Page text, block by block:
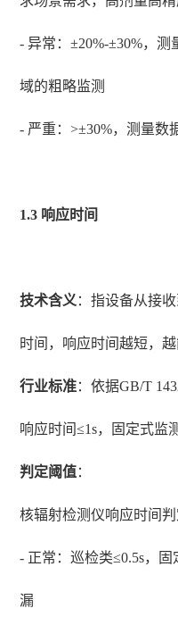
- 异常：±20%-±30%，
域的粗略监测
- 严重：>±30%，测量数
1.3 响应时间
技术含义 ：指设备从接
时间，响应时间越短，
行业标准：依据GB/T
响应时间≤1s，固定式监
判定阈值：
核辐射检测仪响应时间判
- 正常：巡检类≤0.5s，
漏